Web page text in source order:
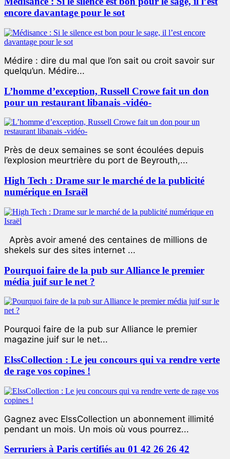
encore davantage pour le sot
Médire : dire du mal que l’on sait ou croit savoir sur
quelqu’un. Médire...
L’homme d’exception, Russell Crowe fait un don
pour un restaurant libanais -vidéo-
Près de deux semaines se sont écoulées depuis
l’explosion meurtrière du port de Beyrouth,...
High Tech : Drame sur le marché de la publicité
numérique en Israël
Après avoir amené des centaines de millions de
shekels sur des sites internet ...
Pourquoi faire de la pub sur Alliance le premier
média juif sur le net ?
Pourquoi faire de la pub sur Alliance le premier
magazine juif sur le net...
ElssCollection : Le jeu concours qui va rendre verte
de rage vos copines !
Gagnez avec ElssCollection un abonnement illimité
pendant un mois. Un mois où vous pourrez...
Serruriers à Paris certifiés au 01 42 26 26 42